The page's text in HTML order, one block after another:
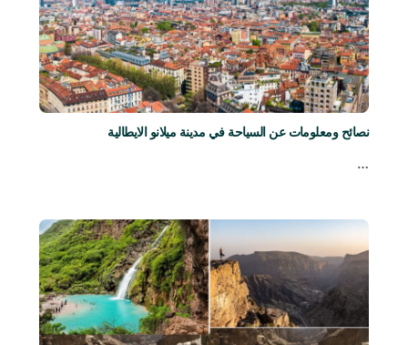
نصائح ومعلومات عن السياحة في مدينة ميلانو الايطالية
…